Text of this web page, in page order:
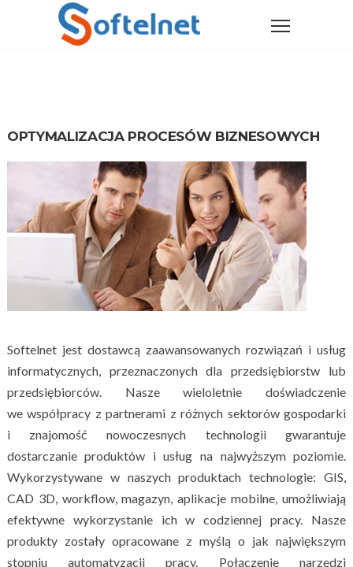
OPTYMALIZACJA PROCESÓW BIZNESOWYCH
Softelnet jest dostawcą zaawansowanych rozwiązań i usług
informatycznych, przeznaczonych dla przedsiębiorstw lub
przedsiębiorców. Nasze wieloletnie doświadczenie
we współpracy z partnerami z różnych sektorów gospodarki
i znajomość nowoczesnych technologii gwarantuje
dostarczanie produktów i usług na najwyższym poziomie.
Wykorzystywane w naszych produktach technologie: GIS,
CAD 3D, workflow, magazyn, aplikacje mobilne, umożliwiają
efektywne wykorzystanie ich w codziennej pracy. Nasze
produkty zostały opracowane z myślą o jak największym
stopniu automatyzacji pracy. Połączenie narzędzi